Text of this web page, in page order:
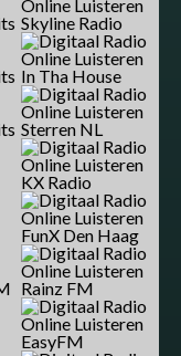
Skyline Radio
In Tha House
Sterren NL
KX Radio
FunX Den Haag
Rainz FM
EasyFM